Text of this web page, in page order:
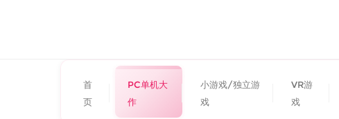
首
页
PC单机大
作
小游戏/独立游
戏
VR游
戏